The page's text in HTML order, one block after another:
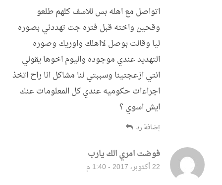
اتواصل مع اهله بس للاسف كلهم طلعو
وقحين واخته قبل فتره جت تهددني بصوره
ليا وقالت بوصل لااهلك واوريك وصوره
التهديد عندي موجوده واليوم اخوها يقولي
انتي ازعجتينا وسببتي لنا مشاكل انا راح اتخذ
اجراءات حكوميه عندي كل المعلومات عنك
ايش اسوي ؟
فوضت امري الك ياربقال:
22 أكتوبر، 2017 - 1:40 م